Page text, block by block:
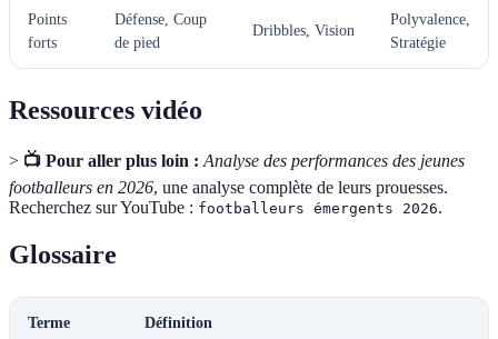
Points
forts
Défense, Coup
de pied
Dribbles, Vision
Polyvalence,
Stratégie
Ressources vidéo
> 📺 Pour aller plus loin : Analyse des performances des jeunes
footballeurs en 2026, une analyse complète de leurs prouesses.
Recherchez sur YouTube : footballeurs émergents 2026.
Glossaire
Terme Définition